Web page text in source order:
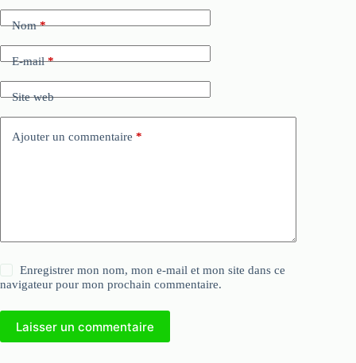
Nom*
E-mail*
Site web
Ajouter un commentaire *
Enregistrer mon nom, mon e-mail et mon site dans ce
navigateur pour mon prochain commentaire.
Laisser un commentaire